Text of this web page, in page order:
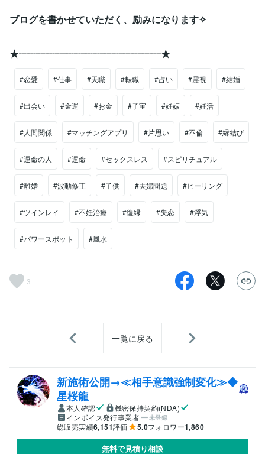
ブログを書かせていただく、励みになります✧
★┈┈┈┈┈┈┈┈┈┈┈┈┈┈┈★
#恋愛 #仕事 #天職 #転職 #占い #霊視 #結婚
#出会い #金運 #お金 #子宝 #妊娠 #妊活
#人間関係 #マッチングアプリ #片思い #不倫 #縁結び
#運命の人 #運命 #セックスレス #スピリチュアル
#離婚 #波動修正 #子供 #夫婦問題 #ヒーリング
#ツインレイ #不妊治療 #復縁 #失恋 #浮気
#パワースポット #風水
3
一覧に戻る
新施術公開→≪相手意識強制変化≫◆
星桜龍
本人確認
機密保持契約(NDA)
インボイス発行事業者
未登録
総販売実績6,151評価 5.0フォロワー1,860
無料で見積り相談